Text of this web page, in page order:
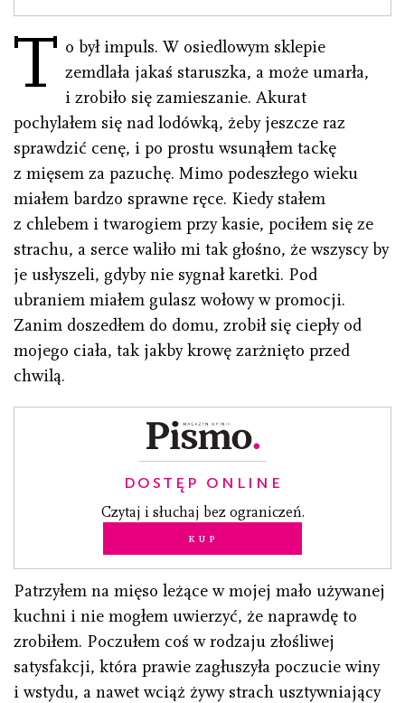
T o był impuls. W osiedlowym sklepie
zemdlała jakaś staruszka, a może umarła,
i zrobiło się zamieszanie. Akurat
pochylałem się nad lodówką, żeby jeszcze raz
sprawdzić cenę, i po prostu wsunąłem tackę
z mięsem za pazuchę. Mimo podeszłego wieku
miałem bardzo sprawne ręce. Kiedy stałem
z chlebem i twarogiem przy kasie, pociłem się ze
strachu, a serce waliło mi tak głośno, że wszyscy by
je usłyszeli, gdyby nie sygnał karetki. Pod
ubraniem miałem gulasz wołowy w promocji.
Zanim doszedłem do domu, zrobił się ciepły od
mojego ciała, tak jakby krowę zarżnięto przed
chwilą.
DOSTĘP ONLINE
Czytaj i słuchaj bez ograniczeń.
Kup
Patrzyłem na mięso leżące w mojej mało używanej
kuchni i nie mogłem uwierzyć, że naprawdę to
zrobiłem. Poczułem coś w rodzaju złośliwej
satysfakcji, która prawie zagłuszyła poczucie winy
i wstydu, a nawet wciąż żywy strach usztywniający